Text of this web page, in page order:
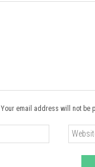
Your email address will not be